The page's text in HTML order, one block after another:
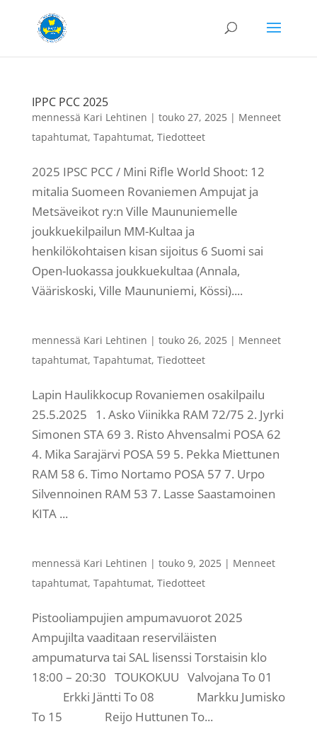
IPPC PCC 2025
mennessä Kari Lehtinen | touko 27, 2025| Menneet
tapahtumat, Tapahtumat, Tiedotteet
2025 IPSC PCC / Mini Rifle World Shoot: 12
mitalia Suomeen Rovaniemen Ampujat ja
Metsäveikot ry:n Ville Maununiemelle
joukkuekilpailun MM-Kultaa ja
henkilökohtaisen kisan sijoitus 6 Suomi sai
Open-luokassa joukkuekultaa (Annala,
Vääriskoski, Ville Maununiemi, Kössi)....
mennessä Kari Lehtinen | touko 26, 2025| Menneet
tapahtumat, Tapahtumat, Tiedotteet
Lapin Haulikkocup Rovaniemen osakilpailu
25.5.2025 1. Asko Viinikka RAM 72/75 2. Jyrki
Simonen STA 69 3. Risto Ahvensalmi POSA 62
4. Mika Sarajärvi POSA 59 5. Pekka Miettunen
RAM 58 6. Timo Nortamo POSA 57 7. Urpo
Silvennoinen RAM 53 7. Lasse Saastamoinen
KITA ...
mennessä Kari Lehtinen | touko 9, 2025| Menneet
tapahtumat, Tapahtumat, Tiedotteet
Pistooliampujien ampumavuorot 2025
Ampujilta vaaditaan reserviläisten
ampumaturva tai SAL lisenssi Torstaisin klo
18:00 – 20:30 TOUKOKUU Valvojana To 01
Erkki Jäntti To 08 Markku Jumisko
To 15 Reijo Huttunen To...